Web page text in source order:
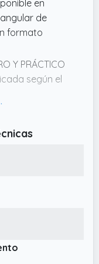
sueño,
(¡no
con
en
de
formato
Y PRÁCTICO
según el
sensibles.
saludable
antireflujo de
reducir los
comidas.
la almohada,
el